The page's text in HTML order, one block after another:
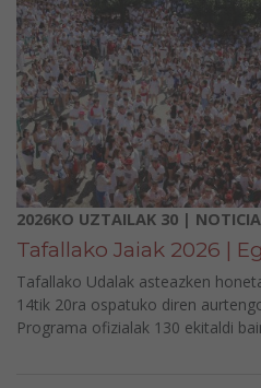
2026KO UZTAILAK 30 |
Tafallako Jaiak 2026 |
Tafallako Udalak asteazken
14tik 20ra ospatuko diren
Programa ofizialak 130 ekitaldi